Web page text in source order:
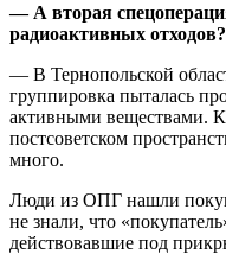
— А вторая
радиоактивных отходов?
— В Тернопольской
группировка пыталась
активными веществами.
постсоветском
много.
Люди из ОПГ нашли
не знали, что
действовавшие под